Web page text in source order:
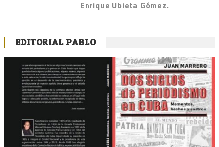
Enrique Ubieta Gómez.
EDITORIAL PABLO